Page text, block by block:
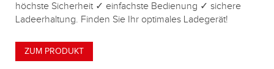
höchste Sicherheit ✓ einfachste Bedienung ✓ sichere
Ladeerhaltung. Finden Sie Ihr optimales Ladegerät!
ZUM PRODUKT